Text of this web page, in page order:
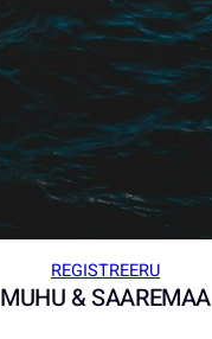
REGISTREERU
MUHU & SAAREMAA